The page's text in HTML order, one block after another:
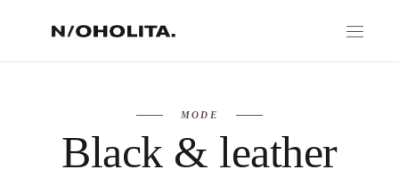
MODE
Black & leather